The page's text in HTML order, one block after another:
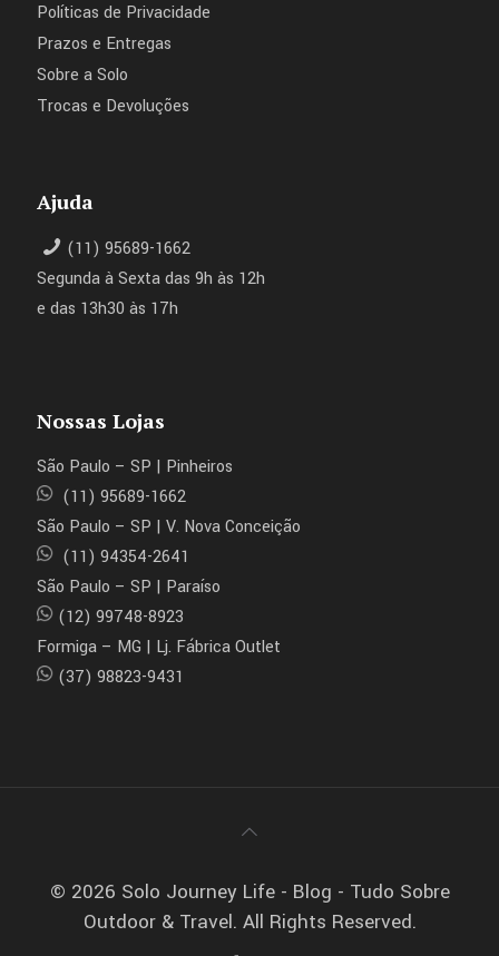
Políticas de Privacidade
Prazos e Entregas
Sobre a Solo
Trocas e Devoluções
Ajuda
(11) 95689-1662
Segunda à Sexta das 9h às 12h
e das 13h30 às 17h
Nossas Lojas
São Paulo – SP | Pinheiros
(11) 95689-1662
São Paulo – SP | V. Nova Conceição
(11) 94354-2641
São Paulo – SP | Paraíso
(12) 99748-8923
Formiga – MG | Lj. Fábrica Outlet
(37) 98823-9431
© 2026 Solo Journey Life - Blog - Tudo Sobre
Outdoor & Travel. All Rights Reserved.